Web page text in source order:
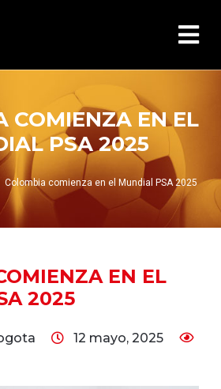
COMIENZA EN EL
PSA 2025
Colombia comienza en el Mundial PSA 2025
EN EL
2025
12 mayo, 2025